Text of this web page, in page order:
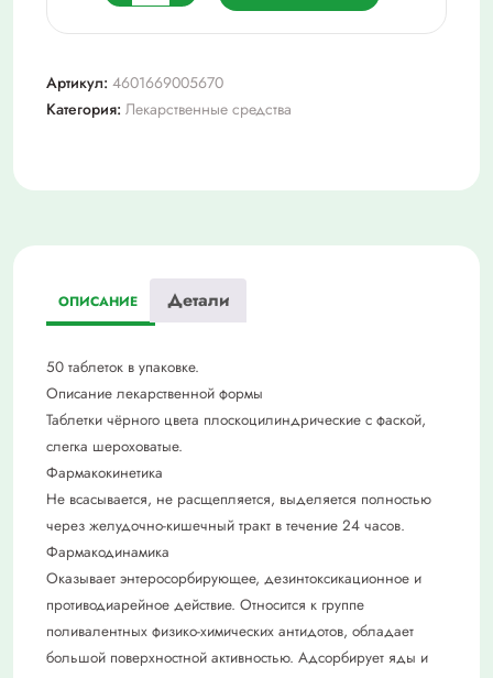
товара
Уголь
0,25
№
Артикул: 4601669005670
Категория: Лекарственные средства
ОПИСАНИЕ Детали
50 таблеток в упаковке.
Описание лекарственной формы
Таблетки чёрного цвета плоскоцилиндрические с фаской,
слегка шероховатые.
Фармакокинетика
Не всасывается, не расщепляется, выделяется полностью
через желудочно-кишечный тракт в течение 24 часов.
Фармакодинамика
Оказывает энтеросорбирующее, дезинтоксикационное и
противодиарейное действие. Относится к группе
поливалентных физико-химических антидотов, обладает
большой поверхностной активностью. Адсорбирует яды и